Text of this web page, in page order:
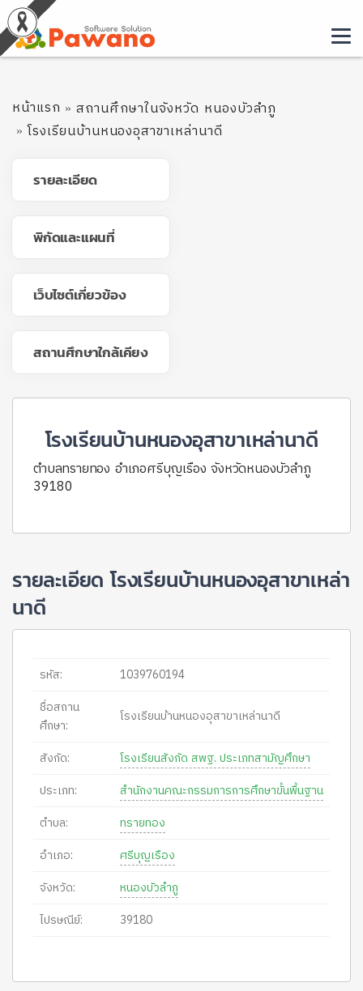
หน้าแรก
สถานศึกษาในจังหวัด หนองบัวลำภู
โรงเรียนบ้านหนองอุสาขาเหล่านาดี
รายละเอียด
พิกัดและแผนที่
เว็บไซต์เกี่ยวข้อง
สถานศึกษาใกล้เคียง
โรงเรียนบ้านหนองอุสาขาเหล่านาดี
ตำบลทรายทอง อำเภอศรีบุญเรือง จังหวัดหนองบัวลำภู
39180
รายละเอียด โรงเรียนบ้านหนองอุสาขาเหล่า
นาดี
รหัส:
1039760194
ชื่อสถาน
ศึกษา:
โรงเรียนบ้านหนองอุสาขาเหล่านาดี
สังกัด:
โรงเรียนสังกัด สพฐ. ประเภทสามัญศึกษา
ประเภท:
สำนักงานคณะกรรมการการศึกษาขั้นพื้นฐาน
ตำบล:
ทรายทอง
อำเภอ:
ศรีบุญเรือง
จังหวัด:
หนองบัวลำภู
ไปรษณีย์:
39180